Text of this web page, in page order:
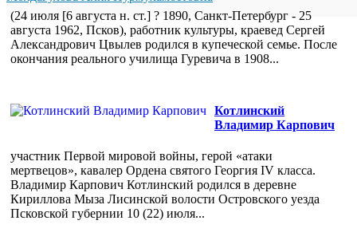
(24 июля [6 августа н. ст.] ? 1890, Санкт-Петербург - 25
августа 1962, Псков), работник культуры, краевед Сергей
Александрович Цвылев родился в купеческой семье. После
окончания реального училища Гуревича в 1908...
Котлинский
Владимир Карпович
участник Первой мировой войны, герой «атаки
мертвецов», кавалер Ордена святого Георгия IV класса.
Владимир Карпович Котлинский родился в деревне
Кириллова Мыза Лисинской волости Островского уезда
Псковской губернии 10 (22) июля...